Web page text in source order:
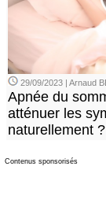
29/09/2023 | Arnaud
Apnée du
atténuer les
naturellement ?
Contenus sponsorisés